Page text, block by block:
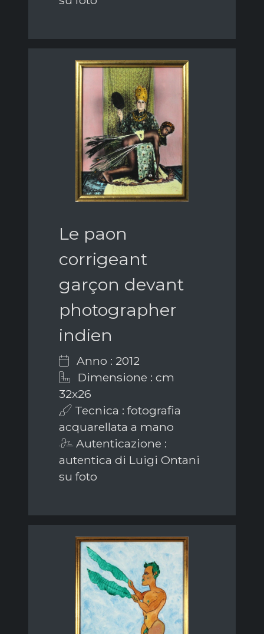
Le paon
corrigeant
garçon devant
photographer
indien
Anno : 2012
Dimensione : cm
32x26
Tecnica : fotografia
acquarellata a mano
Autenticazione :
autentica di Luigi Ontani
su foto